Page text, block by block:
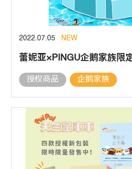
2022.07.05 NEW
蕾妮亚×PINGU企鹅家族限
授权商品 企鹅家族